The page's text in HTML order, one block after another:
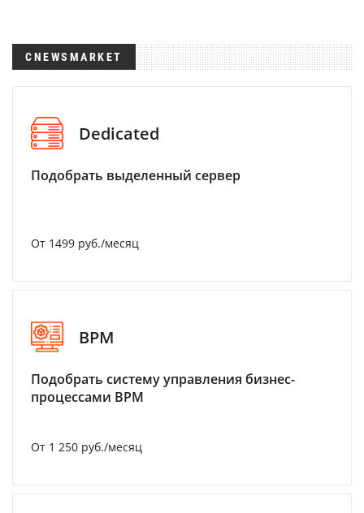
CNEWSMARKET
Dedicated
Подобрать выделенный сервер
От 1499 руб./месяц
BPM
Подобрать систему управления бизнес-
процессами BPM
От 1 250 руб./месяц